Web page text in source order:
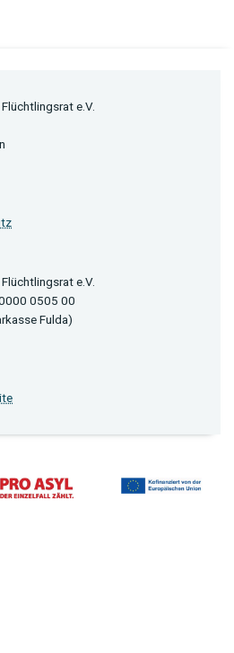
e.V.
e.V.
0505 00
Fulda)